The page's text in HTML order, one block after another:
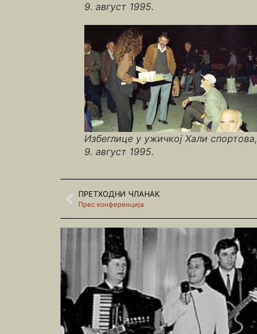
9. август 1995.
Избеглице у ужичкој Хали спортова,
9. август 1995.
ПРЕТХОДНИ ЧЛАНАК
Прес конференција